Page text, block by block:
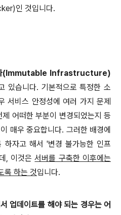
인 것입니다.
라(Immutable Infrastructure)
있습니다. 기본적으로 특정한 소
서비스 안정성에 여러 가지 문제
어떠한 부분이 변경되었는지 등
매우 중요합니다. 그러한 배경에
하자고 해서 '변경 불가능한 인프
, 이것은서버를 구축한 이후에는
록 하는 것입니다.
업데이트를 해야 되는 경우는어